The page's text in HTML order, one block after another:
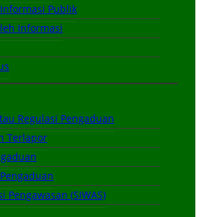
Publik
Informasi
Regulasi Pengaduan
Terlapor
Pengawasan (SIWAS)